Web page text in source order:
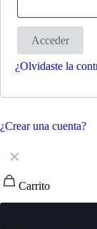
Acceder
¿Olvidaste la
¿Crear una cuenta?
✕
Carrito